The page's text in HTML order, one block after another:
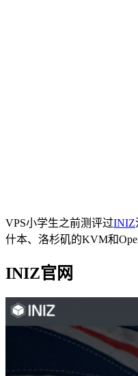
VPS小学生之前测评过INIZ
什本、洛杉矶的KVM和
INIZ官网